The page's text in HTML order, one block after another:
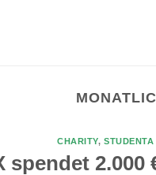
CHARITY,STUDENTA
spendet